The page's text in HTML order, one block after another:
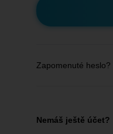
Zapomenuté heslo?
Nemáš ještě účet?